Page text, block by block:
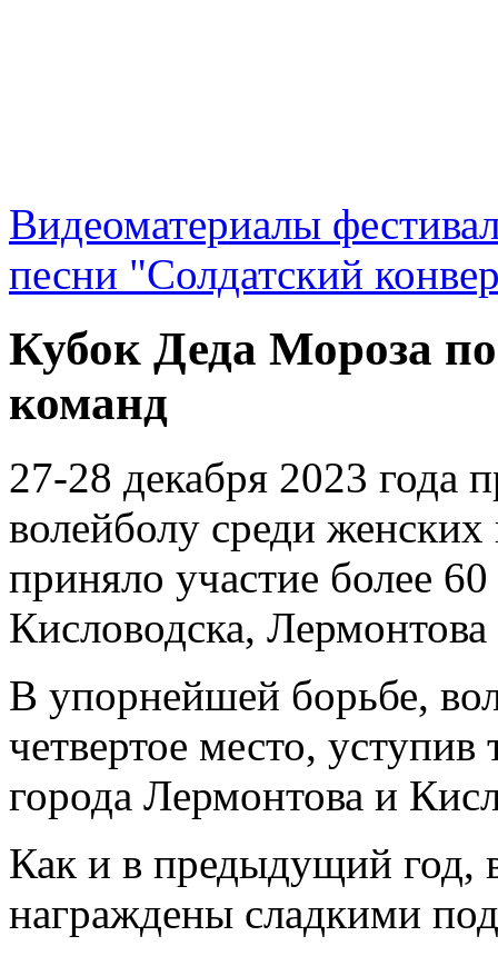
Видеоматериалы
песни "Солдатский
Кубок Деда Мороза
команд
27-28 декабря 2023 года
волейболу среди
приняло участие более
Кисловодска,
В упорнейшей борьбе,
четвертое место,
города Лермонтова и
Как и в предыдущий год,
награждены сладкими